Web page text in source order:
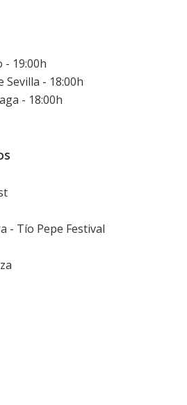
- 19:00h
Sevilla - 18:00h
- 18:00h
- Tío Pepe Festival